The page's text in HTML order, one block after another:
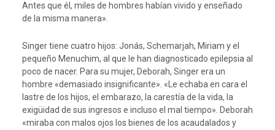
Antes que él, miles de hombres habían vivido y enseñado
de la misma manera».
Singer tiene cuatro hijos: Jonás, Schemarjah, Miriam y el
pequeño Menuchim, al que le han diagnosticado epilepsia al
poco de nacer. Para su mujer, Deborah, Singer era un
hombre «demasiado insignificante». «Le echaba en cara el
lastre de los hijos, el embarazo, la carestía de la vida, la
exigüidad de sus ingresos e incluso el mal tiempo». Deborah
«miraba con malos ojos los bienes de los acaudalados y